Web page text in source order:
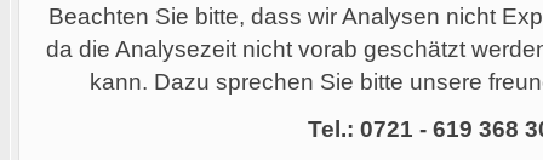
Beachten Sie bitte, dass wir Analysen nicht
da die Analysezeit nicht vorab geschätzt
kann. Dazu sprechen Sie bitte unsere
Tel.: 0721 - 619 368